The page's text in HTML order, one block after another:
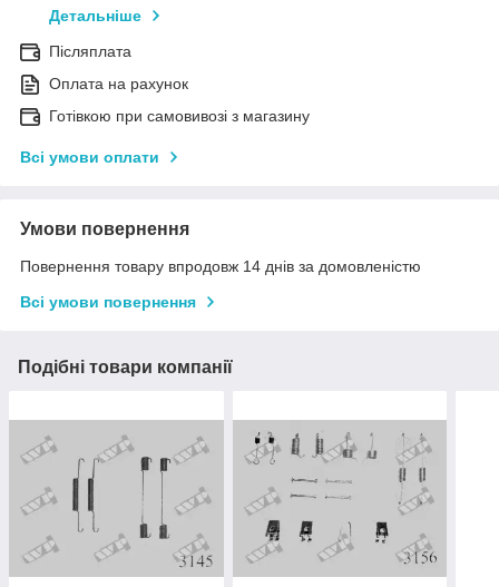
Детальніше
Післяплата
Оплата на рахунок
Готівкою при самовивозі з магазину
Всі умови оплати
Умови повернення
Повернення товару впродовж 14 днів за домовленістю
Всі умови повернення
Подібні товари компанії